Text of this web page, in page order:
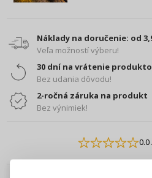
Náklady na doručenie: od
Veľa možností výberu!
30 dní na vrátenie
Bez udania dôvodu!
2-ročná záruka na produkt
Bez výnimiek!
0.0
PRIHLÁSENIE